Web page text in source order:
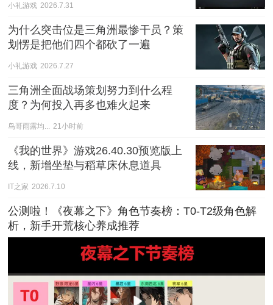
小礼游戏 2026.7.31
为什么突击位是三角洲最惨干员？策
划愣是把他们四个都砍了一遍
小礼游戏 2026.7.27
三角洲全面战场策划努力到什么程
度？为何投入再多也难火起来
鸟哥雨露均... 21小时前
《我的世界》游戏26.40.30预览版上
线，新增坐垫与稻草床休息道具
IT之家 2026.7.10
公测啦！《夜幕之下》角色节奏榜：T0-T2级角色解
析，新手开荒核心养成推荐